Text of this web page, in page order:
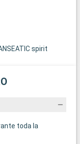
spirit
toda la